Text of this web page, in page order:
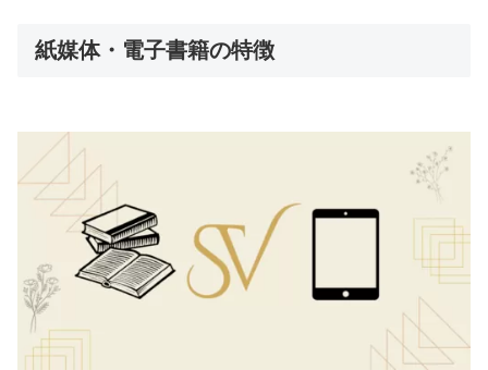
紙媒体・電子書籍の特徴